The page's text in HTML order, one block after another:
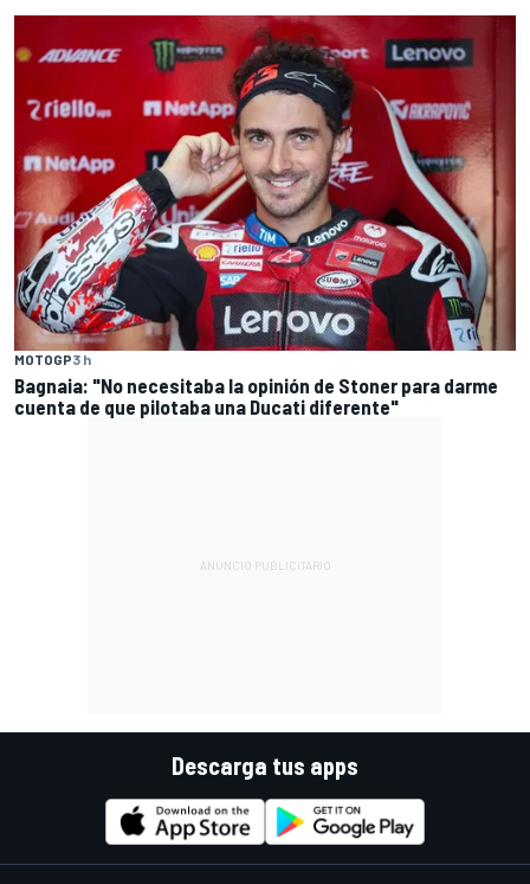
MOTOGP3 h
Bagnaia: "No necesitaba la opinión de Stoner para darme
cuenta de que pilotaba una Ducati diferente"
Descarga tus apps